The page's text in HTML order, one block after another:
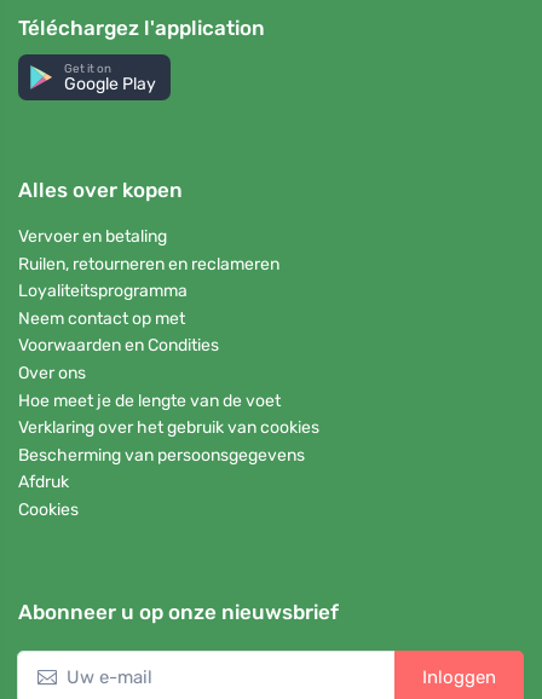
Téléchargez l'application
Get it on
Google Play
Alles over kopen
Vervoer en betaling
Ruilen, retourneren en reclameren
Loyaliteitsprogramma
Neem contact op met
Voorwaarden en Condities
Over ons
Hoe meet je de lengte van de voet
Verklaring over het gebruik van cookies
Bescherming van persoonsgegevens
Afdruk
Cookies
Abonneer u op onze nieuwsbrief
Inloggen